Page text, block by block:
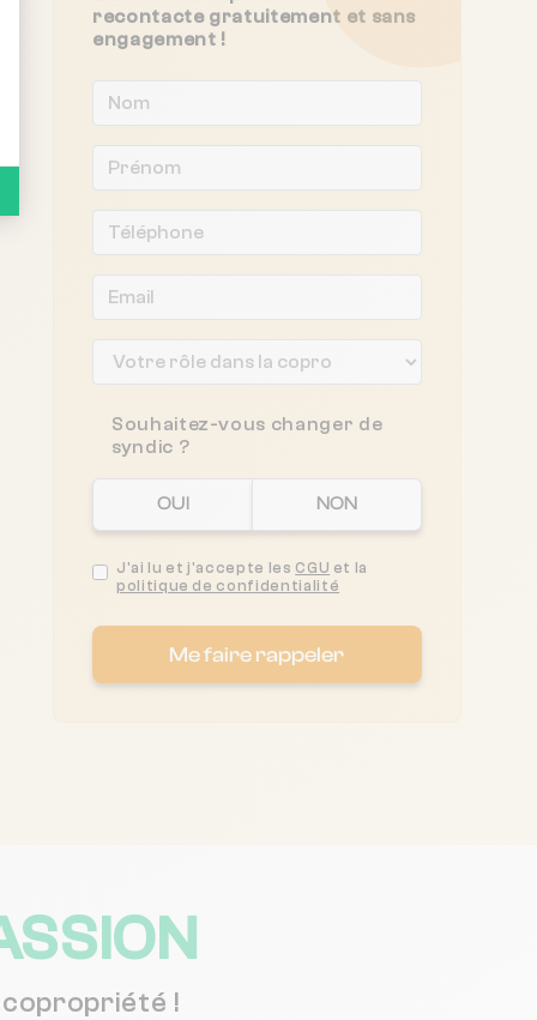
recontacte gratuitement et sans
engagement !
Souhaitez-vous changer de
syndic ?
OUI NON
J'ai lu et j'accepte les CGU et la
politique de confidentialité
Me faire rappeler
!